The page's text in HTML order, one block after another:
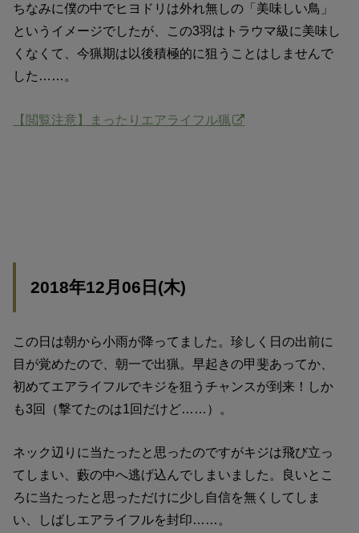
ちなみに僕の中でヒヨドリは外れ無しの「美味しい鳥」
というイメージでしたが、この3羽はトラウマ級に美味し
くなくて、今猟期は以後積極的に狙うことはしませんで
した……。
【閲覧注意】まったりエアライフル猟
2018年12月06日(木)
この日は朝から小雨が降ってました。珍しく日の出前に
目が覚めたので、朝一で出猟。早起きの甲斐あってか、
初めてエアライフルでキジを狙うチャンスが到来！しか
も3回（撃てたのは1回だけど……）。
ネック辺りに当たったと思ったのですがキジは飛び立っ
てしまい、藪の中へ逃げ込んでしまいました。良いとこ
ろに当たったと思っただけに少し自信を無くしてしま
い、しばしエアライフルを封印……。